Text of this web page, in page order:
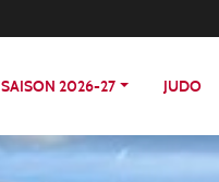
SAISON 2026-27 JUDO